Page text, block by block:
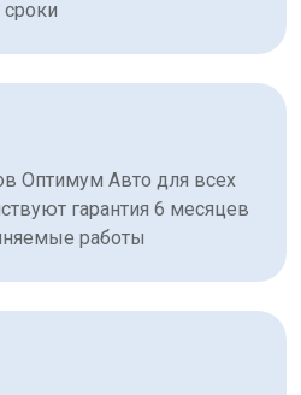
сроки
Оптимум Авто для всех
гарантия 6 месяцев
работы